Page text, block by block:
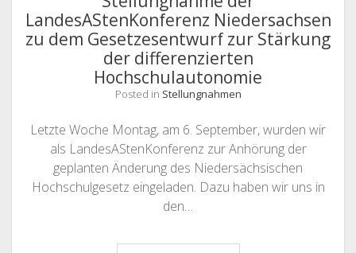
im
Wintersemester
21/22
LandesAStenKonferenz Niedersachsen
zu dem Gesetzesentwurf zur Stärkung
der differenzierten
Hochschulautonomie
Posted in Stellungnahmen
Letzte Woche Montag, am 6. September, wurden wir
als LandesAStenKonferenz zur Anhörung der
geplanten Änderung des Niedersächsischen
Hochschulgesetz eingeladen. Dazu haben wir uns in
den…